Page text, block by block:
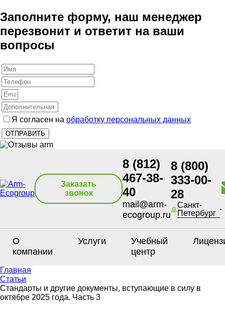
Заполните форму, наш менеджер
перезвонит и ответит на ваши
вопросы
Я согласен на обработку персональных данных
Заказать
звонок
8 (812)
467-38-
40
mail@arm-
ecogroup.ru
8 (800)
333-00-
28
Санкт-
Петербург
О
компании
Услуги
Учебный
центр
Главная
Статьи
Стандарты и другие документы, вступающие в силу в
октябре 2025 года. Часть 3